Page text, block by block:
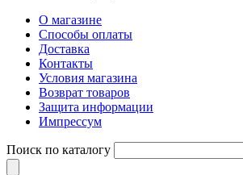
О магазине
Способы оплаты
Доставка
Контакты
Условия магазина
Возврат товаров
Защита информации
Импрессум
Поиск по каталогу